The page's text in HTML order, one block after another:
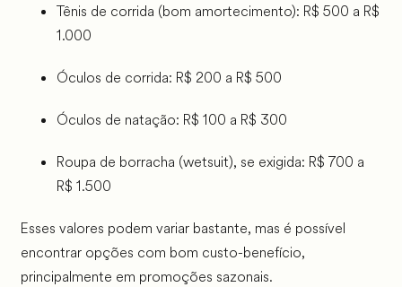
Tênis de corrida (bom amortecimento): R$ 500 a R$
1.000
Óculos de corrida: R$ 200 a R$ 500
Óculos de natação: R$ 100 a R$ 300
Roupa de borracha (wetsuit), se exigida: R$ 700 a
R$ 1.500
Esses valores podem variar bastante, mas é possível
encontrar opções com bom custo-benefício,
principalmente em promoções sazonais.